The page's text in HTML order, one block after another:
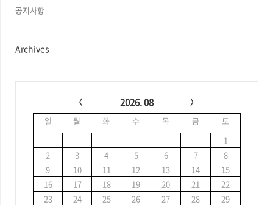
공지사항
Archives
2026. 08
일 월 화 수 목 금
토
1
2
3 4 5 6 7
8
9
10 11 12 13 14
15
16
17 18 19 20 21
22
23
24 25 26 27 28
29